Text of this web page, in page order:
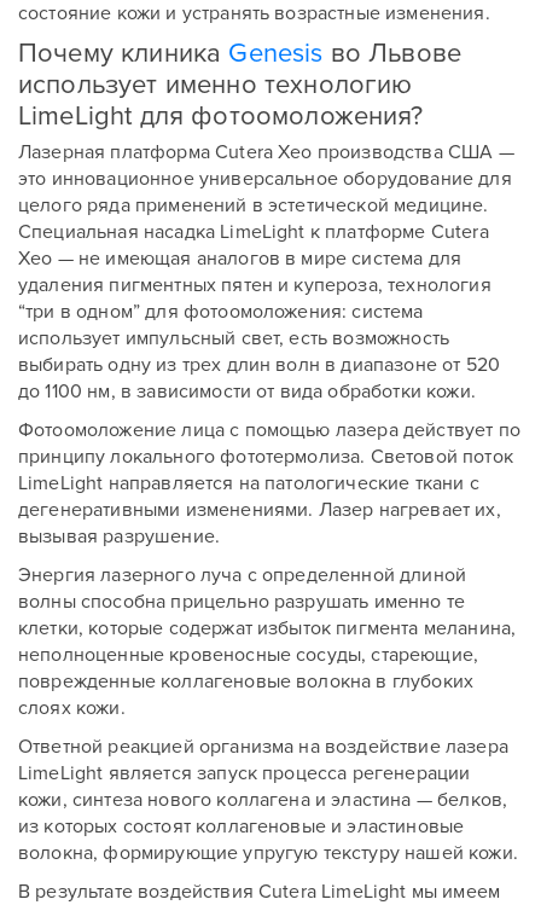
состояние кожи и устранять возрастные изменения.
Почему клиника Genesis во Львове
использует именно технологию
LimeLight для фотоомоложения?
Лазерная платформа Cutera Xeo производства США —
это инновационное универсальное оборудование для
целого ряда применений в эстетической медицине.
Специальная насадка LimeLight к платформе Cutera
Xeo — не имеющая аналогов в мире система для
удаления пигментных пятен и купероза, технология
“три в одном” для фотоомоложения: система
использует импульсный свет, есть возможность
выбирать одну из трех длин волн в диапазоне от 520
до 1100 нм, в зависимости от вида обработки кожи.
Фотоомоложение лица с помощью лазера действует по
принципу локального фототермолиза. Световой поток
LimeLight направляется на патологические ткани с
дегенеративными изменениями. Лазер нагревает их,
вызывая разрушение.
Энергия лазерного луча с определенной длиной
волны способна прицельно разрушать именно те
клетки, которые содержат избыток пигмента меланина,
неполноценные кровеносные сосуды, стареющие,
поврежденные коллагеновые волокна в глубоких
слоях кожи.
Ответной реакцией организма на воздействие лазера
LimeLight является запуск процесса регенерации
кожи, синтеза нового коллагена и эластина — белков,
из которых состоят коллагеновые и эластиновые
волокна, формирующие упругую текстуру нашей кожи.
В результате воздействия Cutera LimeLight мы имеем